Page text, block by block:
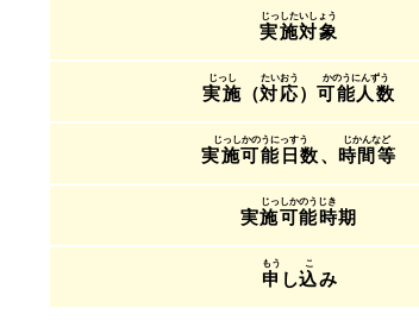
実施対象
実施 （対応）可能人数
実施可能日数、 時間等
実施可能時期
申 し込み